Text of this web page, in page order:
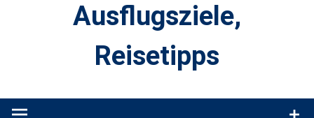
Ausflugsziele,
Reisetipps
Produkttests und Buchrezensionen. Ein Blog für alle, die gern